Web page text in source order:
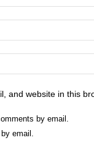
and website in this
by email.
email.